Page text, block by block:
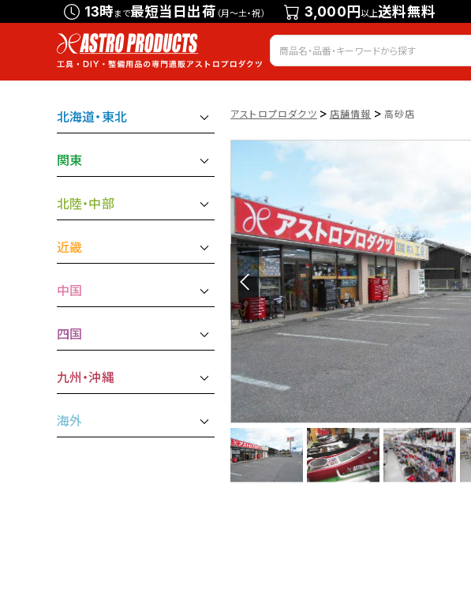
13時まで最短当日出荷 （月～土・祝） 3,000円以上送料無料
会員登録 ログイン
北海道・東北
関東
北陸・中部
近畿
中国
四国
九州・沖縄
海外
アストロプロダクツ > 店舗情報 > 高砂店